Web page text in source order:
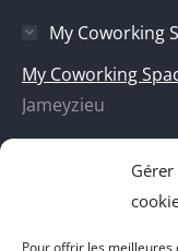
Pour offrir les meilleures
dans
une
nouvelle
dans
une
nouvelle
dans
une
nouvelle
dans
une
My Coworking
My Coworking
Jameyzieu
Agence de